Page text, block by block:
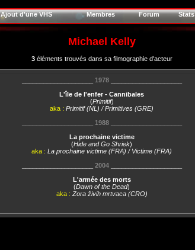
Ajout d'une VHS Membres Forum Stats
Michael Kelly
3éléments trouvés dans sa filmographie d'acteur
1978____________________
L'île de l'enfer - Cannibales
(Primitif)
aka : Primitif (NL) / Primitives (GRE)
1988____________________
La prochaine victime
(Hide and Go Shriek)
aka : La prochaine victime (FRA) / Victime (FRA)
2004____________________
L'armée des morts
(Dawn of the Dead)
aka : Zora živih mrtvaca (CRO)